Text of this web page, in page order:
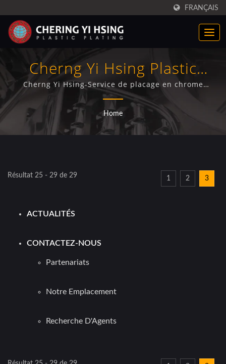
FRANÇAIS
Cherng Yi Hsing Plastic
Plating Factory Co., Ltd.
Cherng Yi Hsing-Service de placage en chrome
plastique pour pièces automobiles et fabricant.
Home
Résultat 25 - 29 de 29 1 2 3
ACTUALITÉS
CONTACTEZ-NOUS
Partenariats
Notre Emplacement
Recherche D'Agents